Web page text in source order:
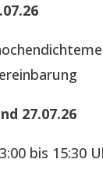
27.07.26
bis 15:30